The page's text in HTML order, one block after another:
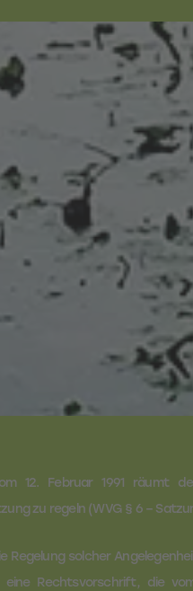
12. Februar 1991 räumt
zu regeln (WVG § 6 –
solcher
Rechtsvorschrift, die